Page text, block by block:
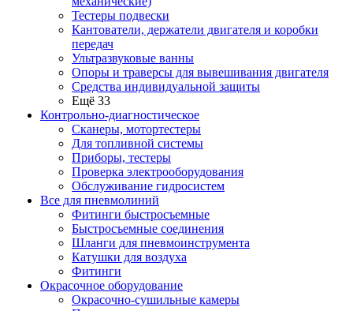
Тестеры подвески
Кантователи, держатели двигателя и коробки
передач
Ультразвуковые ванны
Опоры и траверсы для вывешивания двигателя
Средства индивидуальной защиты
Ещё 33
Контрольно-диагностическое
Сканеры, мотортестеры
Для топливной системы
Приборы, тестеры
Проверка электрооборудования
Обслуживание гидросистем
Все для пневмолиний
Фитинги быстросъемные
Быстросъемные соединения
Шланги для пневмоинструмента
Катушки для воздуха
Фитинги
Окрасочное оборудование
Окрасочно-сушильные камеры